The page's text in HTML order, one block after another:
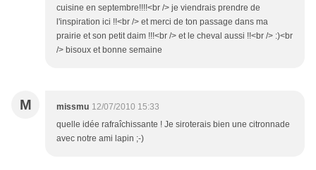
cuisine en septembre!!!!<br /> je viendrais prendre de
l'inspiration ici !!<br /> et merci de ton passage dans ma
prairie et son petit daim !!!<br /> et le cheval aussi !!<br /> :)<br
/> bisoux et bonne semaine
M missmu 12/07/2010 15:33
quelle idée rafraîchissante ! Je siroterais bien une citronnade
avec notre ami lapin ;-)